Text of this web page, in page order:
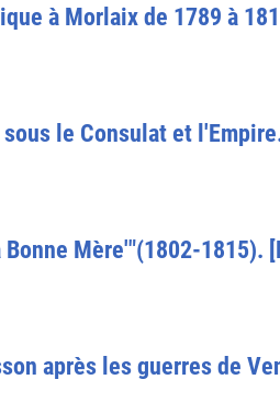
à Morlaix de 1789 à
le Consulat et
Mère'"(1802-1815).
après les guerres de